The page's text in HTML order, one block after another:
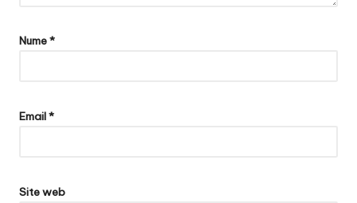
Nume*
Email*
Site web